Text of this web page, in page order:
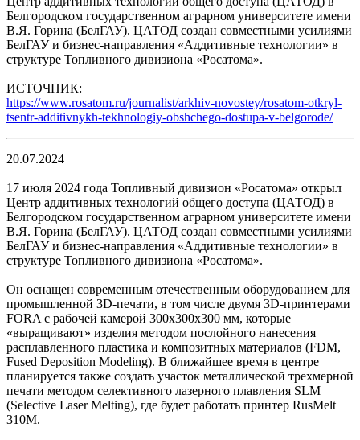
Белгородском государственном аграрном университете имени
В.Я. Горина (БелГАУ). ЦАТОД создан совместными усилиями
БелГАУ и бизнес-направления «Аддитивные технологии» в
структуре Топливного дивизиона «Росатома».
ИСТОЧНИК:
https://www.rosatom.ru/journalist/arkhiv-novostey/rosatom-otkryl-
tsentr-additivnykh-tekhnologiy-obshchego-dostupa-v-belgorode/
20.07.2024
17 июля 2024 года Топливный дивизион «Росатома» открыл
Центр аддитивных технологий общего доступа (ЦАТОД) в
Белгородском государственном аграрном университете имени
В.Я. Горина (БелГАУ). ЦАТОД создан совместными усилиями
БелГАУ и бизнес-направления «Аддитивные технологии» в
структуре Топливного дивизиона «Росатома».
Он оснащен современным отечественным оборудованием для
промышленной 3D-печати, в том числе двумя 3D-принтерами
FORA с рабочей камерой 300х300х300 мм, которые
«выращивают» изделия методом послойного нанесения
расплавленного пластика и композитных материалов (FDM,
Fused Deposition Modeling). В ближайшее время в центре
планируется также создать участок металлической трехмерной
печати методом селективного лазерного плавления SLM
(Selective Laser Melting), где будет работать принтер RusMelt
310М.